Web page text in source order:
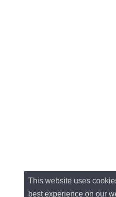
This website uses
best experience on our